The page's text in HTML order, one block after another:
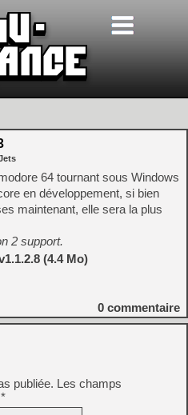
64 tournant sous Windows
en développement, si bien
maintenant, elle sera la plus
2 support.
(4.4 Mo)
0 commentaire
publiée. Les champs
*